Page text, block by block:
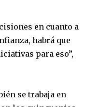
en cuanto a
habrá que
para eso”,
se trabaja en